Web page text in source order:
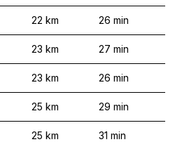
22 km 26 min
23 km 27 min
23 km 26 min
25 km 29 min
25 km 31 min